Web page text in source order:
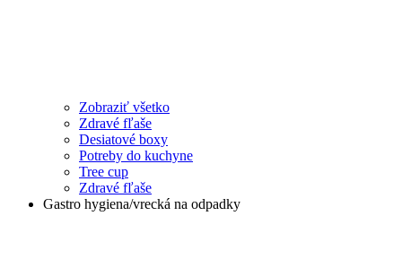
Zobraziť všetko
Zdravé fľaše
Desiatové boxy
Potreby do kuchyne
Tree cup
Zdravé fľaše
Gastro hygiena/vrecká na odpadky